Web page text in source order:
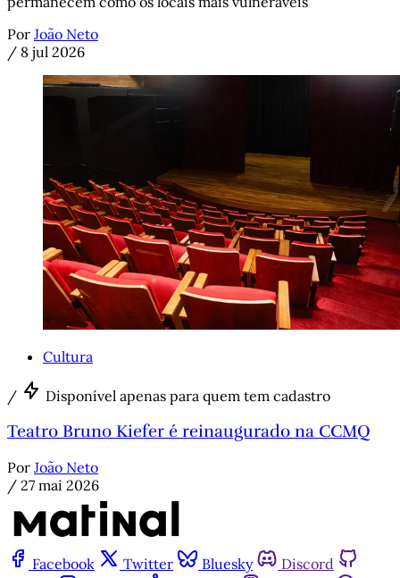
Por João Neto
/ 8 jul 2026
Cultura
/ Disponível apenas para quem tem cadastro
Teatro Bruno Kiefer é reinaugurado na CCMQ
Por João Neto
/ 27 mai 2026
Facebook Twitter Bluesky
Discord